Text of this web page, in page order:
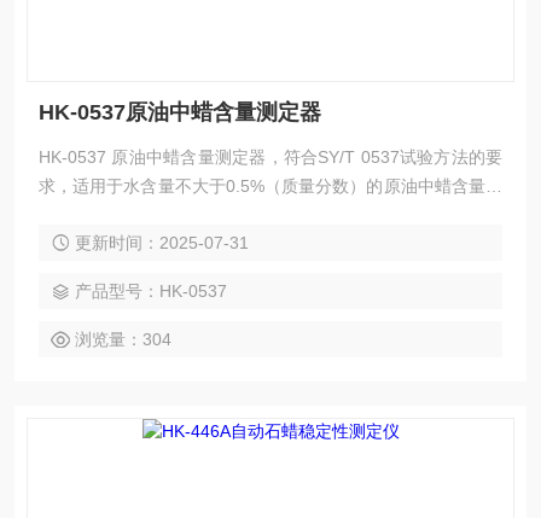
HK-0537原油中蜡含量测定器
HK-0537 原油中蜡含量测定器，符合SY/T 0537试验方法的要
求，适用于水含量不大于0.5%（质量分数）的原油中蜡含量的
更新时间：2025-07-31
产品型号：HK-0537
浏览量：304